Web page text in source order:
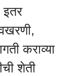
इतर
कराव्या
शेती